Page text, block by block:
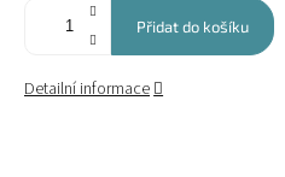
Přidat do košíku
Detailní informace